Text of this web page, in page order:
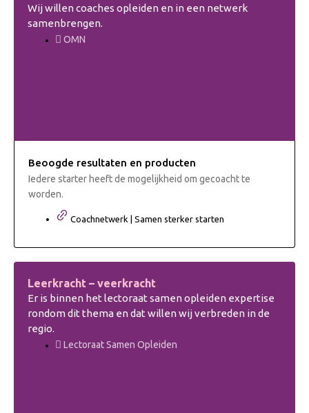
Wij willen coaches opleiden en in een netwerk
samenbrengen.
OMN
Beoogde resultaten en producten
Iedere starter heeft de mogelijkheid om gecoacht te
worden.
Coachnetwerk | Samen sterker starten
Leerkracht – veerkracht
Er is binnen het lectoraat samen opleiden expertise
rondom dit thema en dat willen wij verbreden in de
regio.
Lectoraat Samen Opleiden